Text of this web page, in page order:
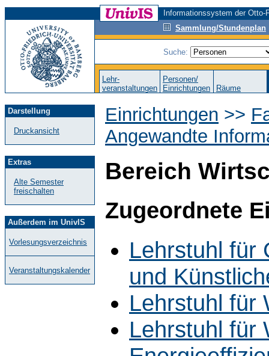
Informationssystem der
Sammlung/Stundenplan
Suche:
Lehr-
veranstaltungen
Personen/
Einrichtungen
Räume
Darstellung
Druckansicht
Extras
Alte Semester
freischalten
Außerdem im UnivIS
Vorlesungsverzeichnis
Veranstaltungskalender
Einrichtungen >>
Angewandte
Bereich
Zugeordnete
Lehrstuhl für
und
Lehrstuhl für
Lehrstuhl für